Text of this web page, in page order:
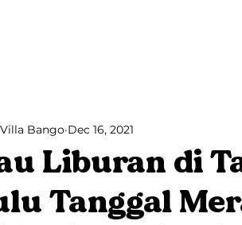
Liburan di
Tanggal
Villa Bango Dec 16, 2021